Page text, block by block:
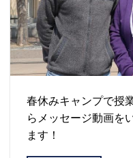
春休みキャンプで授
らメッセージ動画を
ます！